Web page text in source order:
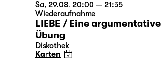
Sa, 29.08. 20:00 — 21:55
Wiederaufnahme
LIEBE / Eine argumentative
Übung
Diskothek
Karten